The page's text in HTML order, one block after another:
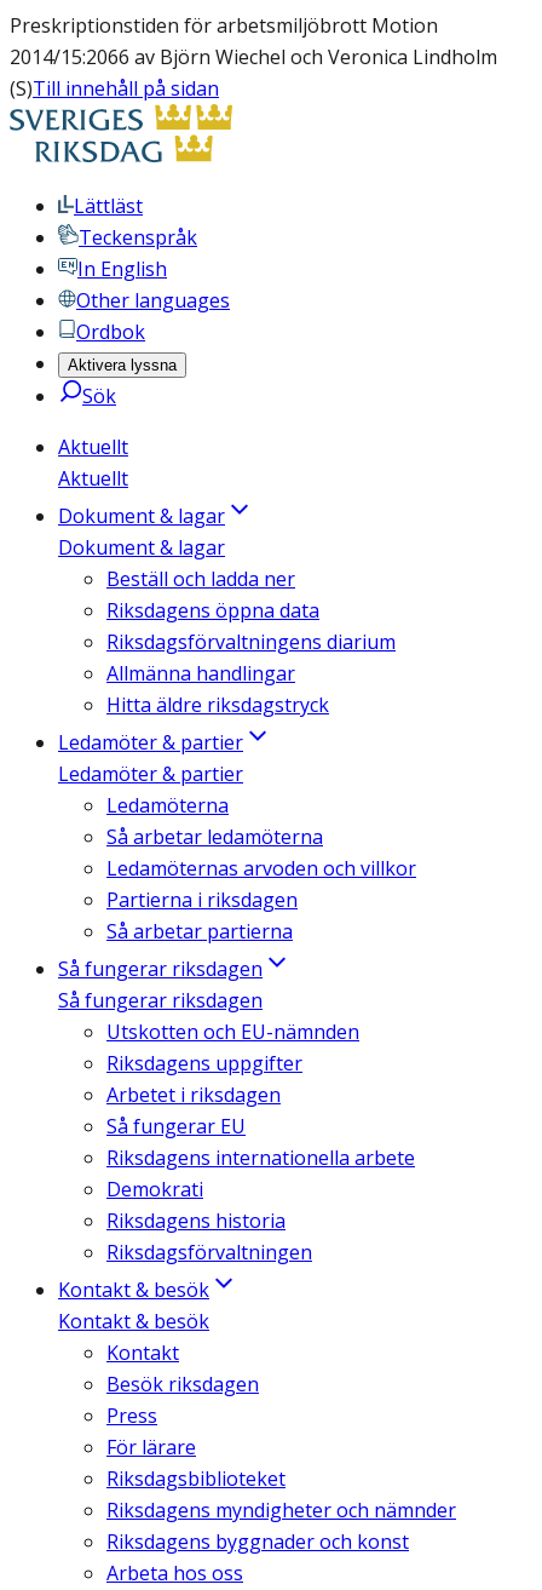
Preskriptionstiden för arbetsmiljöbrott Motion
2014/15:2066 av Björn Wiechel och Veronica Lindholm
(S)Till innehåll på sidan
Lättläst
Teckenspråk
In English
Other languages
Ordbok
Aktivera lyssna
Sök
Aktuellt
Aktuellt
Dokument & lagar
Dokument & lagar
Beställ och ladda ner
Riksdagens öppna data
Riksdagsförvaltningens diarium
Allmänna handlingar
Hitta äldre riksdagstryck
Ledamöter & partier
Ledamöter & partier
Ledamöterna
Så arbetar ledamöterna
Ledamöternas arvoden och villkor
Partierna i riksdagen
Så arbetar partierna
Så fungerar riksdagen
Så fungerar riksdagen
Utskotten och EU-nämnden
Riksdagens uppgifter
Arbetet i riksdagen
Så fungerar EU
Riksdagens internationella arbete
Demokrati
Riksdagens historia
Riksdagsförvaltningen
Kontakt & besök
Kontakt & besök
Kontakt
Besök riksdagen
Press
För lärare
Riksdagsbiblioteket
Riksdagens myndigheter och nämnder
Riksdagens byggnader och konst
Arbeta hos oss